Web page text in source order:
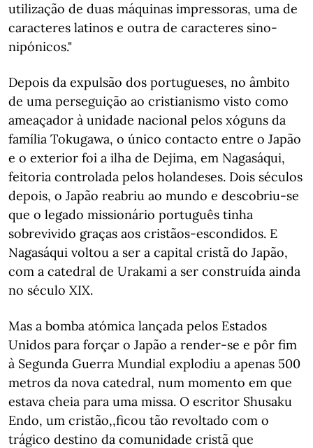
utilização de duas máquinas impressoras, uma de
caracteres latinos e outra de caracteres sino-
nipónicos."
Depois da expulsão dos portugueses, no âmbito
de uma perseguição ao cristianismo visto como
ameaçador à unidade nacional pelos xóguns da
família Tokugawa, o único contacto entre o Japão
e o exterior foi a ilha de Dejima, em Nagasáqui,
feitoria controlada pelos holandeses. Dois séculos
depois, o Japão reabriu ao mundo e descobriu-se
que o legado missionário português tinha
sobrevivido graças aos cristãos-escondidos. E
Nagasáqui voltou a ser a capital cristã do Japão,
com a catedral de Urakami a ser construída ainda
no século XIX.
Mas a bomba atómica lançada pelos Estados
Unidos para forçar o Japão a render-se e pôr fim
à Segunda Guerra Mundial explodiu a apenas 500
metros da nova catedral, num momento em que
estava cheia para uma missa. O escritor Shusaku
Endo, um cristão,,ficou tão revoltado com o
trágico destino da comunidade cristã que